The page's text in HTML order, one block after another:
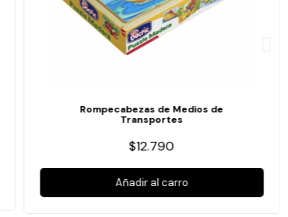
Rompecabezas de Medios de
Transportes
$12.790
Añadir al carro